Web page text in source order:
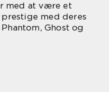
med at være et
med deres
Ghost og